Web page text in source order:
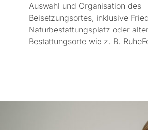
Auswahl und Organisation des
Beisetzungsortes, inklusive
Naturbestattungsplatz oder
Bestattungsorte wie z. B.